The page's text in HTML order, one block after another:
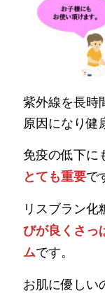
紫外線を長時
原因になり健
免疫の低下に
とても重要で
リスブラン
びが良くさっ
ムです。
お肌に優しい